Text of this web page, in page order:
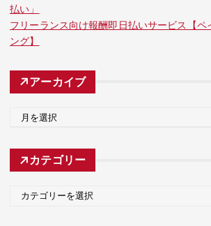
払い」
フリーランス向け報酬即日払いサービス【ペ
ング】
アーカイブ
カ
カテゴリー